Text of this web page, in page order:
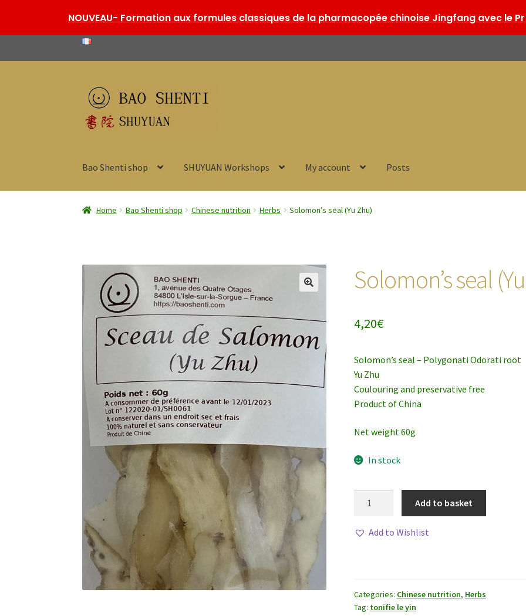
Skip
to
navigation
Skip
to
content
Bao Shenti shop SHUYUAN Workshops My account Posts
Home Bao Shenti shop Chinese nutrition Herbs Solomon’s seal (Yu Zhu)
Solomon’s seal
4,20€
Solomon’s seal – Polygonati Odorati root
Yu Zhu
Coulouring and preservative free
Product of China
Net weight 60g
In stock
Zhu)
Add to basket
Add to Wishlist
Categories: Chinese nutrition, Herbs
Tag: tonifie le yin
NOUVEAU- Formation aux formules classiques de la pharmacopée chinoise Jingfang avec le